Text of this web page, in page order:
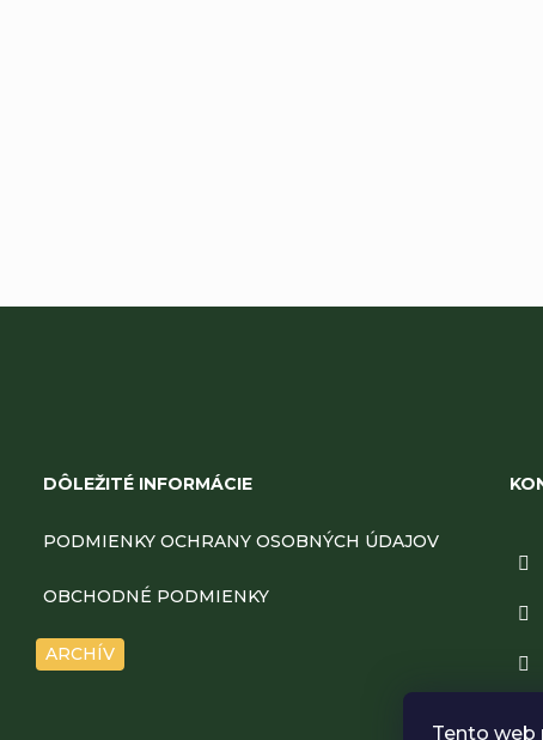
Tento web
DÔLEŽITÉ INFORMÁCIE
PODMIENKY OCHRANY OSOBNÝCH ÚDAJOV
OBCHODNÉ PODMIENKY
ARCHÍV